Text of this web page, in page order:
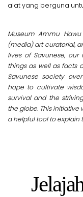
alat yang berguna
Museum Ammu
(media) art curatorial,
lives of Savunese,
things as well as facts
Savunese society
hope to cultivate
survival and the
the globe. This
a helpful tool to explain